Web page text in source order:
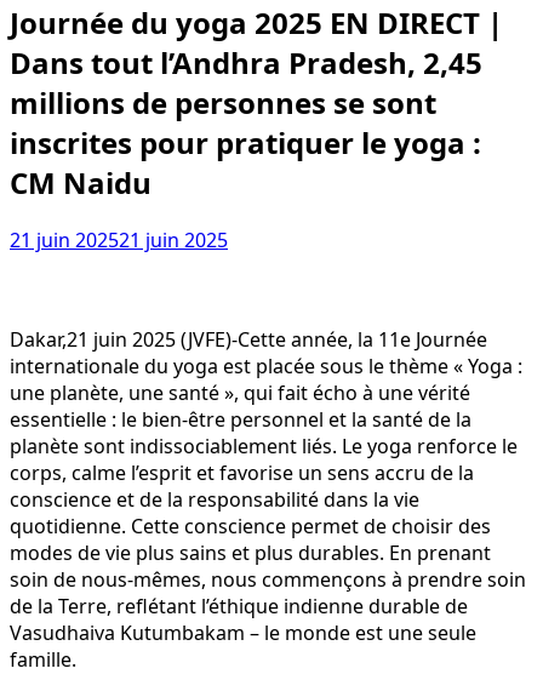
Journée du yoga 2025 EN DIRECT |
Dans tout l’Andhra Pradesh, 2,45
millions de personnes se sont
inscrites pour pratiquer le yoga :
CM Naidu
21 juin 202521 juin 2025
Dakar,21 juin 2025 (JVFE)-Cette année, la 11e Journée
internationale du yoga est placée sous le thème « Yoga :
une planète, une santé », qui fait écho à une vérité
essentielle : le bien-être personnel et la santé de la
planète sont indissociablement liés. Le yoga renforce le
corps, calme l’esprit et favorise un sens accru de la
conscience et de la responsabilité dans la vie
quotidienne. Cette conscience permet de choisir des
modes de vie plus sains et plus durables. En prenant
soin de nous-mêmes, nous commençons à prendre soin
de la Terre, reflétant l’éthique indienne durable de
Vasudhaiva Kutumbakam – le monde est une seule
famille.